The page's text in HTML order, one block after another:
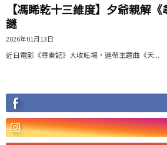
【馮睎乾十三維度】夕爺親解
謎
2026年01月13日
近日電影《尋秦記》大收旺場，連帶主題曲《天...